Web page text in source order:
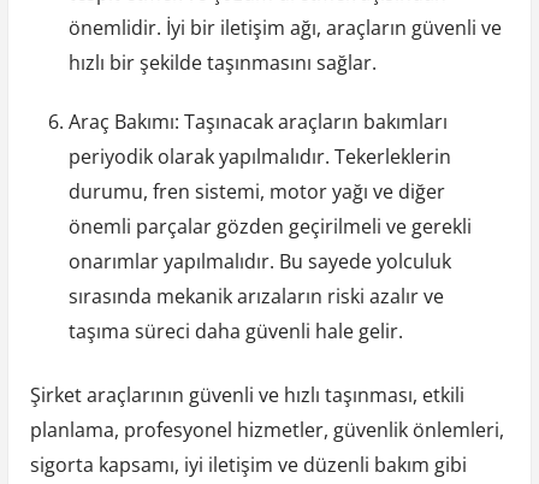
önemlidir. İyi bir iletişim ağı, araçların güvenli ve
hızlı bir şekilde taşınmasını sağlar.
Araç Bakımı: Taşınacak araçların bakımları
periyodik olarak yapılmalıdır. Tekerleklerin
durumu, fren sistemi, motor yağı ve diğer
önemli parçalar gözden geçirilmeli ve gerekli
onarımlar yapılmalıdır. Bu sayede yolculuk
sırasında mekanik arızaların riski azalır ve
taşıma süreci daha güvenli hale gelir.
Şirket araçlarının güvenli ve hızlı taşınması, etkili
planlama, profesyonel hizmetler, güvenlik önlemleri,
sigorta kapsamı, iyi iletişim ve düzenli bakım gibi